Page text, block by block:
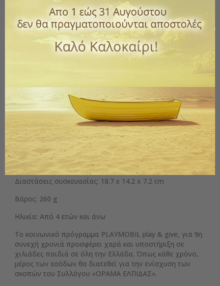
Ποσότητα
ΑΓΟΡΆ
Παράδοση 1 έως 3 ημέρες
ΠΡΌΣΘΕΣΕ ΣΤΗΝ ΛΊΣΤΑ ΕΠΙΘΥΜΙΏΝ
Περιγραφή λεπτομέρειες προιόντος
Διαστάσεις συσκευασίας: 18.7 x 14.2 x 7.2 cm
Βάρος: 260 g
Ηλικία: Από 4 ετών και άνω
Το κοινωνικό πρόγραμμα PLAYMOBIL play & give, για 9η
συνεχή χρονιά προσφέρει χαρά και υποστήριξη σε
χιλιάδες παιδιά σε όλη την Ελλάδα. Όπως κάθε χρόνο,
μέρος των εσόδων θα διατεθεί για την ενίσχυση των
σκοπών του Συλλόγου «ΟΡΑΜΑ ΕΛΠΙΔΑΣ».